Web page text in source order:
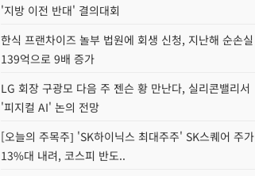
'지방 이전 반대' 결의대회
한식 프랜차이즈 놀부 법원에 회생 신청, 지난해 순손실
139억으로 9배 증가
LG 회장 구광모 다음 주 젠슨 황 만난다, 실리콘밸리서
'피지컬 AI' 논의 전망
[오늘의 주목주] 'SK하이닉스 최대주주' SK스퀘어 주가
13%대 내려, 코스피 반도..